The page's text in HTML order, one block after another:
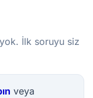
İlk soruyu siz
veya